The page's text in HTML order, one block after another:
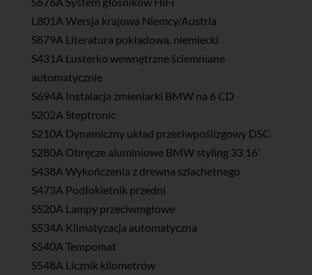
L801A Wersja krajowa Niemcy/Austria
S879A Literatura pokładowa, niemiecki
S431A Lusterko wewnętrzne ściemniane
automatycznie
S694A Instalacja zmieniarki BMW na 6 CD
S202A Steptronic
S210A Dynamiczny układ przeciwpoślizgowy DSC
S280A Obręcze aluminiowe BMW styling 33 16’
S438A Wykończenia z drewna szlachetnego
S473A Podłokietnik przedni
S520A Lampy przeciwmgłowe
S534A Klimatyzacja automatyczna
S540A Tempomat
S548A Licznik kilometrów